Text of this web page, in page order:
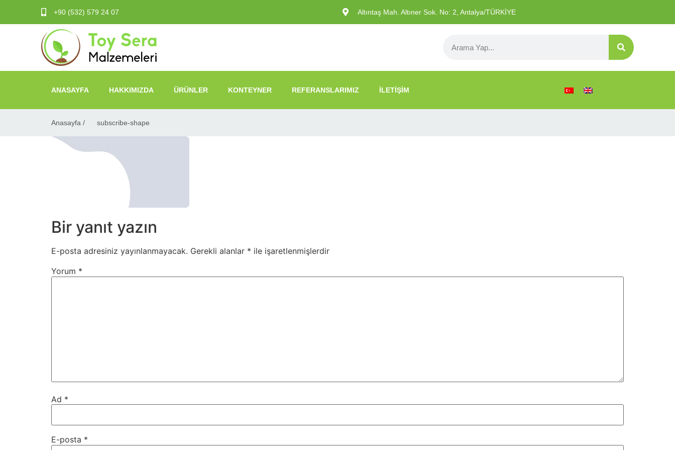
+90 (532) 579 24 07 Altıntaş Mah. Altıner Sok. No: 2, Antalya/TÜRKİYE
ANASAYFA HAKKIMIZDA ÜRÜNLER KONTEYNER REFERANSLARIMIZ İLETIŞIM
Anasayfa / subscribe-shape
Bir yanıt yazın
E-posta adresiniz yayınlanmayacak. Gerekli alanlar * ile işaretlenmişlerdir
Yorum *
Ad *
E-posta *